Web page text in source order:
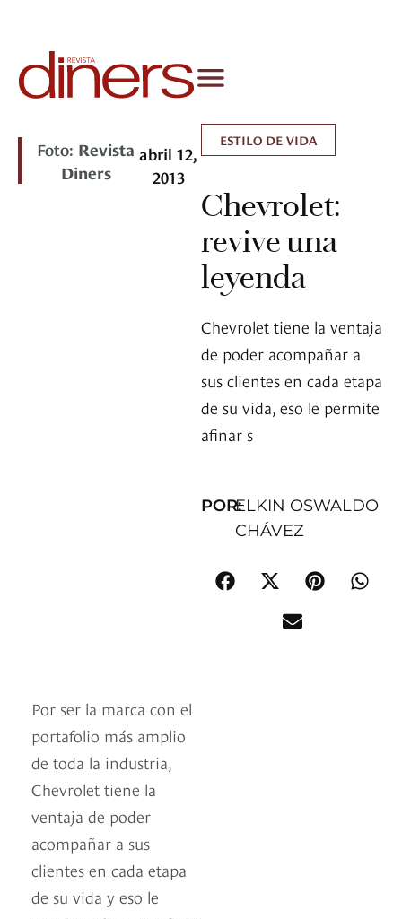
Foto: Revista
Diners
abril 12,
2013
ESTILO DE VIDA
Chevrolet:
revive una
leyenda
Chevrolet tiene la ventaja
de poder acompañar a
sus clientes en cada etapa
de su vida, eso le permite
afinar s
POR:ELKIN OSWALDO
CHÁVEZ
Por ser la marca con el
portafolio más amplio
de toda la industria,
Chevrolet tiene la
ventaja de poder
acompañar a sus
clientes en cada etapa
de su vida y eso le